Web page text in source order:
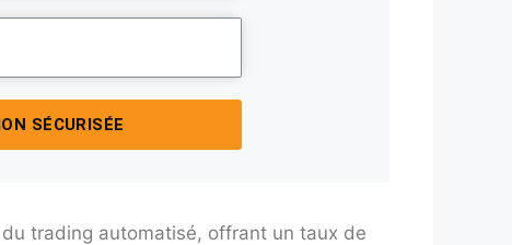
SÉCURISÉE
trading automatisé, offrant un taux de